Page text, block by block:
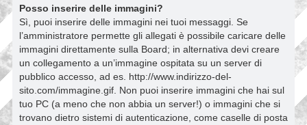
Posso inserire delle immagini?
Sì, puoi inserire delle immagini nei tuoi messaggi. Se
l’amministratore permette gli allegati è possibile caricare delle
immagini direttamente sulla Board; in alternativa devi creare
un collegamento a un’immagine ospitata su un server di
pubblico accesso, ad es. http://www.indirizzo-del-
sito.com/immagine.gif. Non puoi inserire immagini che hai sul
tuo PC (a meno che non abbia un server!) o immagini che si
trovano dietro sistemi di autenticazione, come caselle di posta